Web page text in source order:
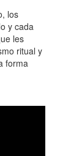
los
y cada
les
ritual y
forma